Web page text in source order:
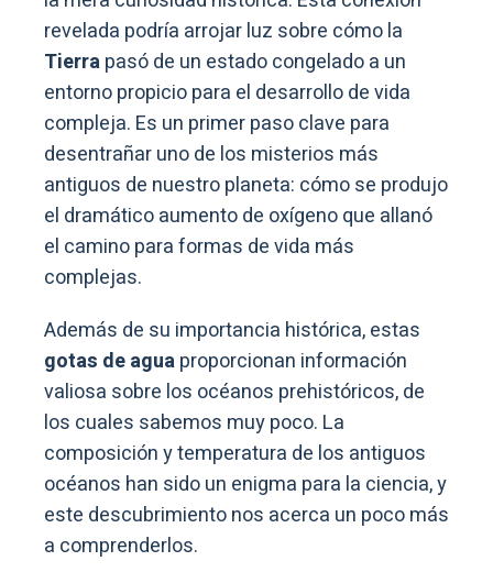
revelada podría arrojar luz sobre cómo la
Tierrapasó de un estado congelado a un
entorno propicio para el desarrollo de vida
compleja. Es un primer paso clave para
desentrañar uno de los misterios más
antiguos de nuestro planeta: cómo se produjo
el dramático aumento de oxígeno que allanó
el camino para formas de vida más
complejas.
Además de su importancia histórica, estas
gotas de aguaproporcionan información
valiosa sobre los océanos prehistóricos, de
los cuales sabemos muy poco. La
composición y temperatura de los antiguos
océanos han sido un enigma para la ciencia, y
este descubrimiento nos acerca un poco más
a comprenderlos.